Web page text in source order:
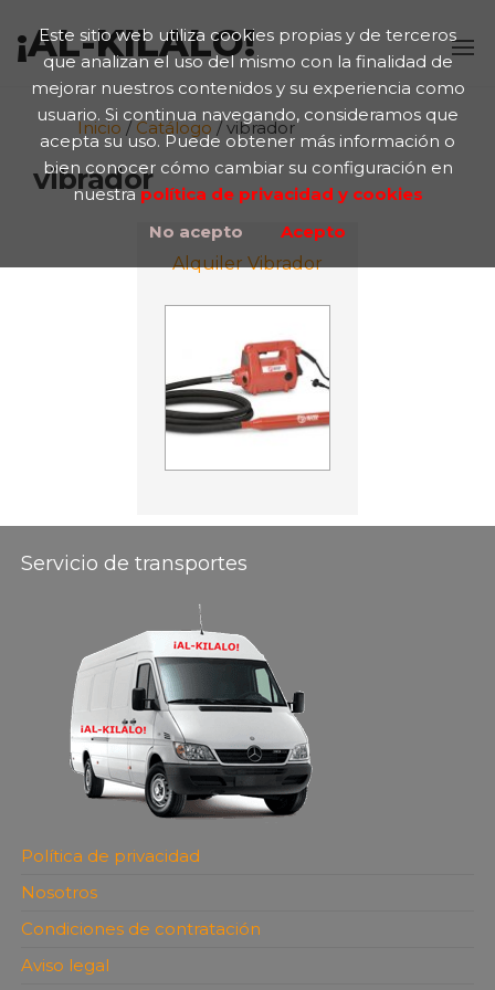
Este sitio web utiliza cookies propias y de terceros
que analizan el uso del mismo con la finalidad de
mejorar nuestros contenidos y su experiencia como
usuario. Si continua navegando, consideramos que
acepta su uso. Puede obtener más información o
bien conocer cómo cambiar su configuración en
nuestrapolítica de privacidad y cookies
No acepto
Acepto
¡AL-KILALO!
Inicio /Catálogo/ vibrador
vibrador
Alquiler Vibrador
Servicio de transportes
Política de privacidad
Nosotros
Condiciones de contratación
Aviso legal